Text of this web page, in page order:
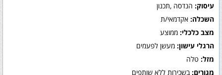
עיסוק: הנדסה ,תכנון
השכלה: אקדמאי/ת
מצב כלכלי: ממוצע
הרגלי עישון: מעשן לפעמים
מזל: טלה
מגורים: בשכירות ללא שותפים